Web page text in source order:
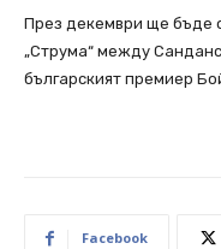
През декември ще бъде
„Струма“ между
българският премиер
Facebook